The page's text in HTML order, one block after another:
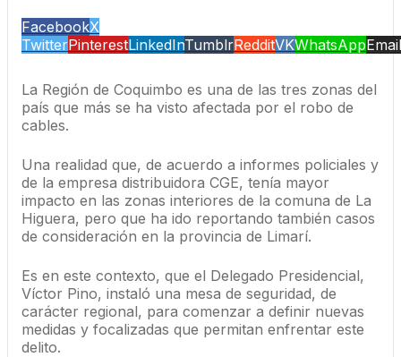
FacebookX
TwitterPinterestLinkedInTumblrRedditVKWhatsAppEmail
La Región de Coquimbo es una de las tres zonas del
país que más se ha visto afectada por el robo de
cables.
Una realidad que, de acuerdo a informes policiales y
de la empresa distribuidora CGE, tenía mayor
impacto en las zonas interiores de la comuna de La
Higuera, pero que ha ido reportando también casos
de consideración en la provincia de Limarí.
Es en este contexto, que el Delegado Presidencial,
Víctor Pino, instaló una mesa de seguridad, de
carácter regional, para comenzar a definir nuevas
medidas y focalizadas que permitan enfrentar este
delito.